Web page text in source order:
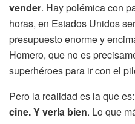
vender. Hay polémica con
horas, en Estados Unidos
presupuesto enorme y
Homero, que no es
superhéroes para ir con el
Pero la realidad es la que es:
cine. Y verla bien. Lo que